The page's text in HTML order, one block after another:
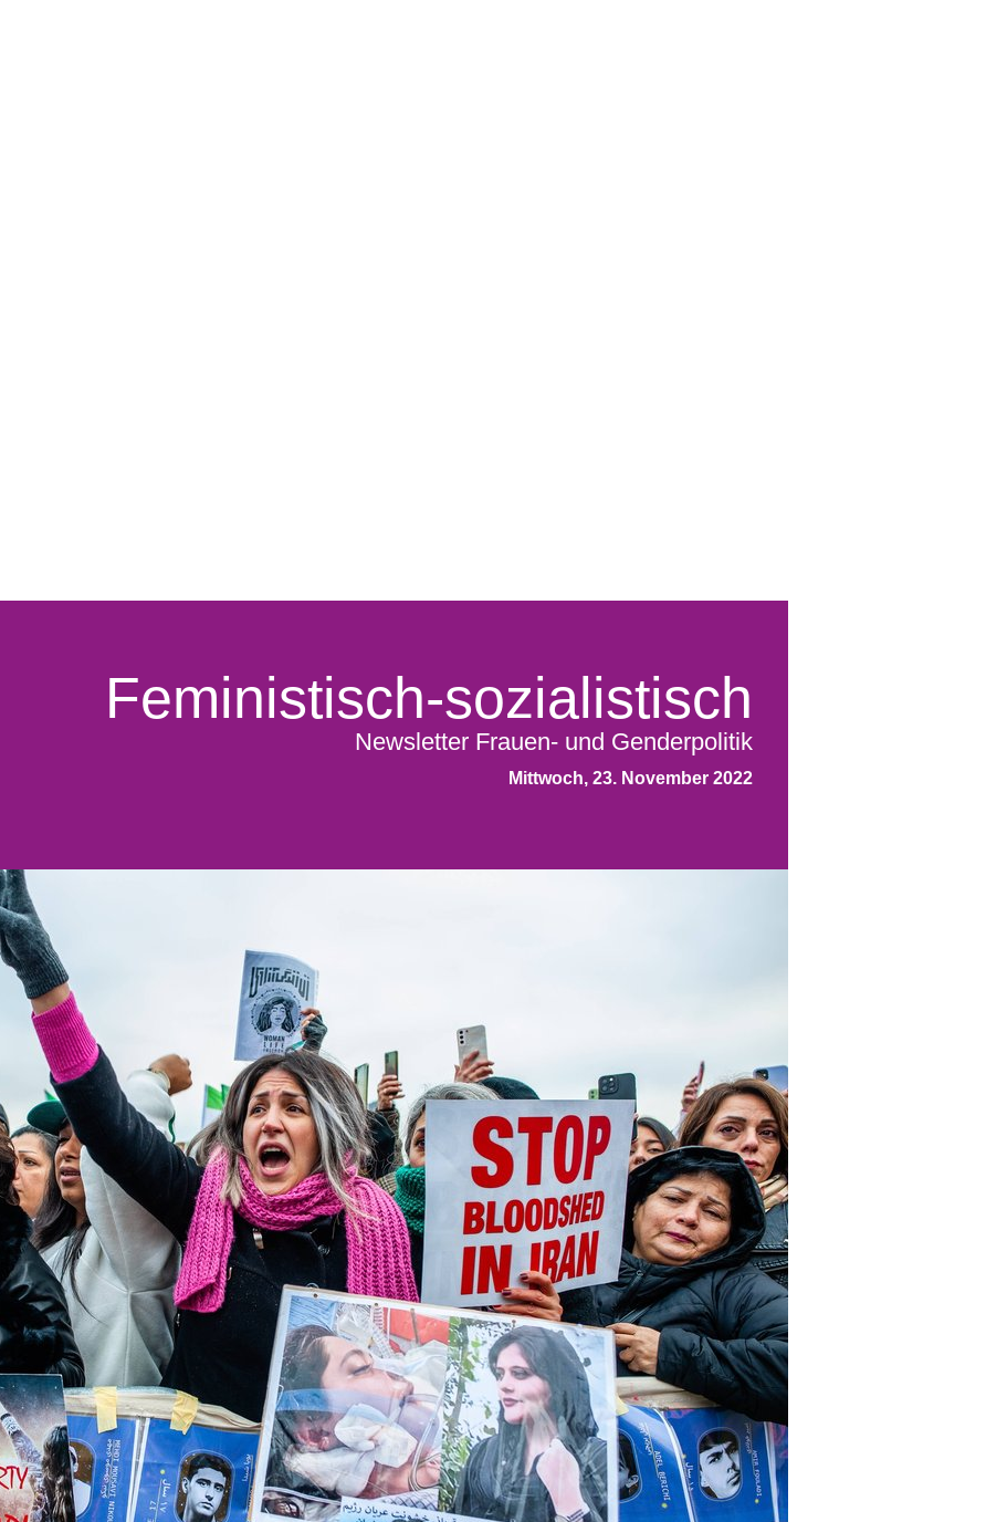
Feministisch-sozialistisch
Newsletter Frauen- und Genderpolitik
Mittwoch, 23. November 2022